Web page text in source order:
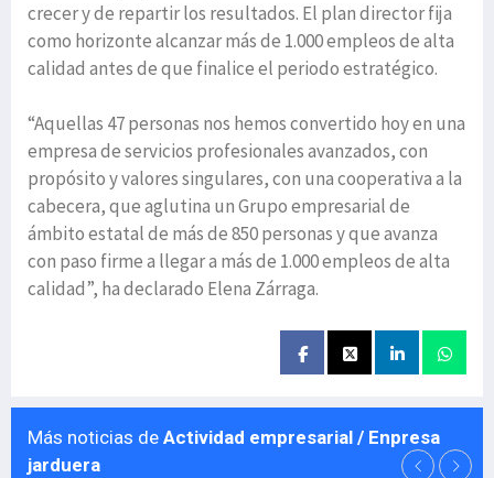
crecer y de repartir los resultados. El plan director fija
como horizonte alcanzar más de 1.000 empleos de alta
calidad antes de que finalice el periodo estratégico.
“Aquellas 47 personas nos hemos convertido hoy en una
empresa de servicios profesionales avanzados, con
propósito y valores singulares, con una cooperativa a la
cabecera, que aglutina un Grupo empresarial de
ámbito estatal de más de 850 personas y que avanza
con paso firme a llegar a más de 1.000 empleos de alta
calidad”, ha declarado Elena Zárraga.
Más noticias de Actividad empresarial / Enpresa
jarduera